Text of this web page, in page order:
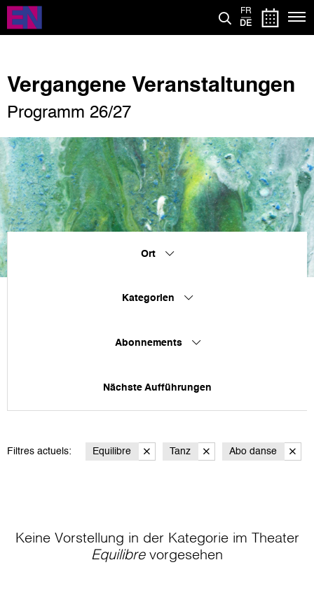
Direkt
zum
Inhalt
FR
DE
Vergangene Veranstaltungen
Programm 26/27
Ort
Kategorien
Abonnements
Nächste Aufführungen
Filtres actuels: Equilibre Tanz Abo danse
Keine Vorstellung in der Kategorie im Theater
Equilibrevorgesehen